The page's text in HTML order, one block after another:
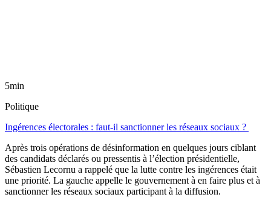
5min
Politique
Ingérences électorales : faut-il sanctionner les réseaux sociaux ?
Après trois opérations de désinformation en quelques jours ciblant
des candidats déclarés ou pressentis à l’élection présidentielle,
Sébastien Lecornu a rappelé que la lutte contre les ingérences était
une priorité. La gauche appelle le gouvernement à en faire plus et à
sanctionner les réseaux sociaux participant à la diffusion.